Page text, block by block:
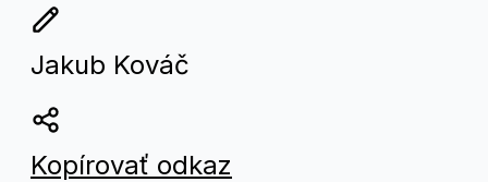
Jakub Kováč
Kopírovať odkaz